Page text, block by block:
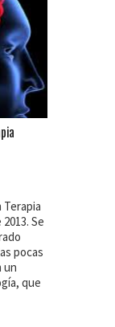
Terapia
Se
pocas
un
que